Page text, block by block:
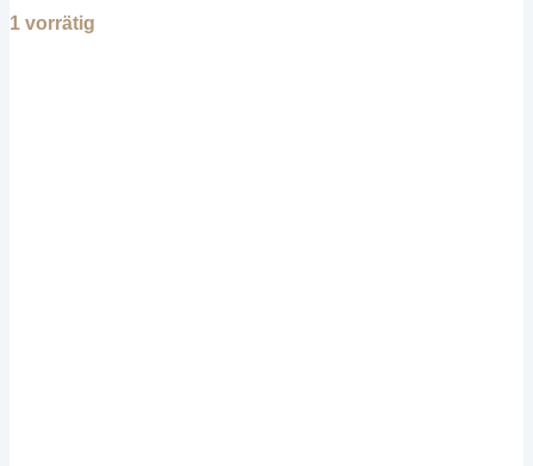
1 vorrätig